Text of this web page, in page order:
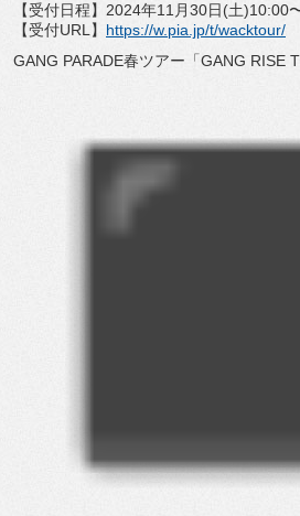
【受付日程】2024年11月30日(土)10:00
【受付URL】 https://w.pia.jp/t/wacktour/
GANG PARADE春ツアー「GANG RISE